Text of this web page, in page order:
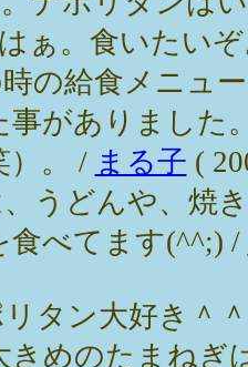
ぁ。食いたい
の給食メニュ
事がありました
）。 / まる子 (
うどんや、焼
食べてます(^^;) /
タン大好き＾
きめのたまねぎ